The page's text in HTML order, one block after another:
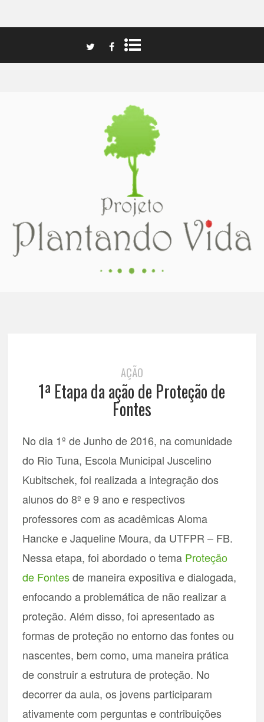
AÇÃO
1ª Etapa da ação de Proteção de
Fontes
No dia 1º de Junho de 2016, na comunidade
do Rio Tuna, Escola Municipal Juscelino
Kubitschek, foi realizada a integração dos
alunos do 8º e 9 ano e respectivos
professores com as acadêmicas Aloma
Hancke e Jaqueline Moura, da UTFPR – FB.
Nessa etapa, foi abordado o tema Proteção
de Fontesde maneira expositiva e dialogada,
enfocando a problemática de não realizar a
proteção. Além disso, foi apresentado as
formas de proteção no entorno das fontes ou
nascentes, bem como, uma maneira prática
de construir a estrutura de proteção. No
decorrer da aula, os jovens participaram
ativamente com perguntas e contribuições